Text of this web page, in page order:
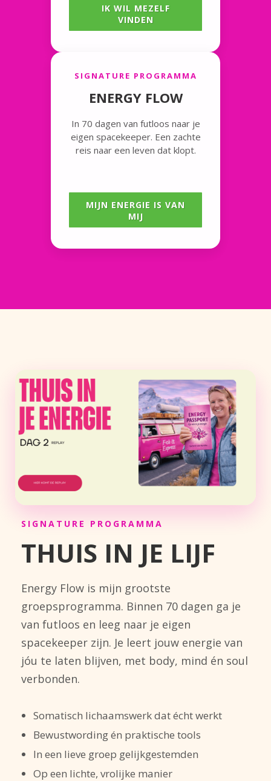
IK WIL MEZELF
VINDEN
SIGNATURE PROGRAMMA
ENERGY FLOW
In 70 dagen van futloos naar je
eigen spacekeeper. Een zachte
reis naar een leven dat klopt.
MIJN ENERGIE IS VAN
MIJ
SIGNATURE PROGRAMMA
THUIS IN JE LIJF
Energy Flow is mijn grootste
groepsprogramma. Binnen 70 dagen ga je
van futloos en leeg naar je eigen
spacekeeper zijn. Je leert jouw energie van
jóu te laten blijven, met body, mind én soul
verbonden.
Somatisch lichaamswerk dat écht werkt
Bewustwording én praktische tools
In een lieve groep gelijkgestemden
Op een lichte, vrolijke manier